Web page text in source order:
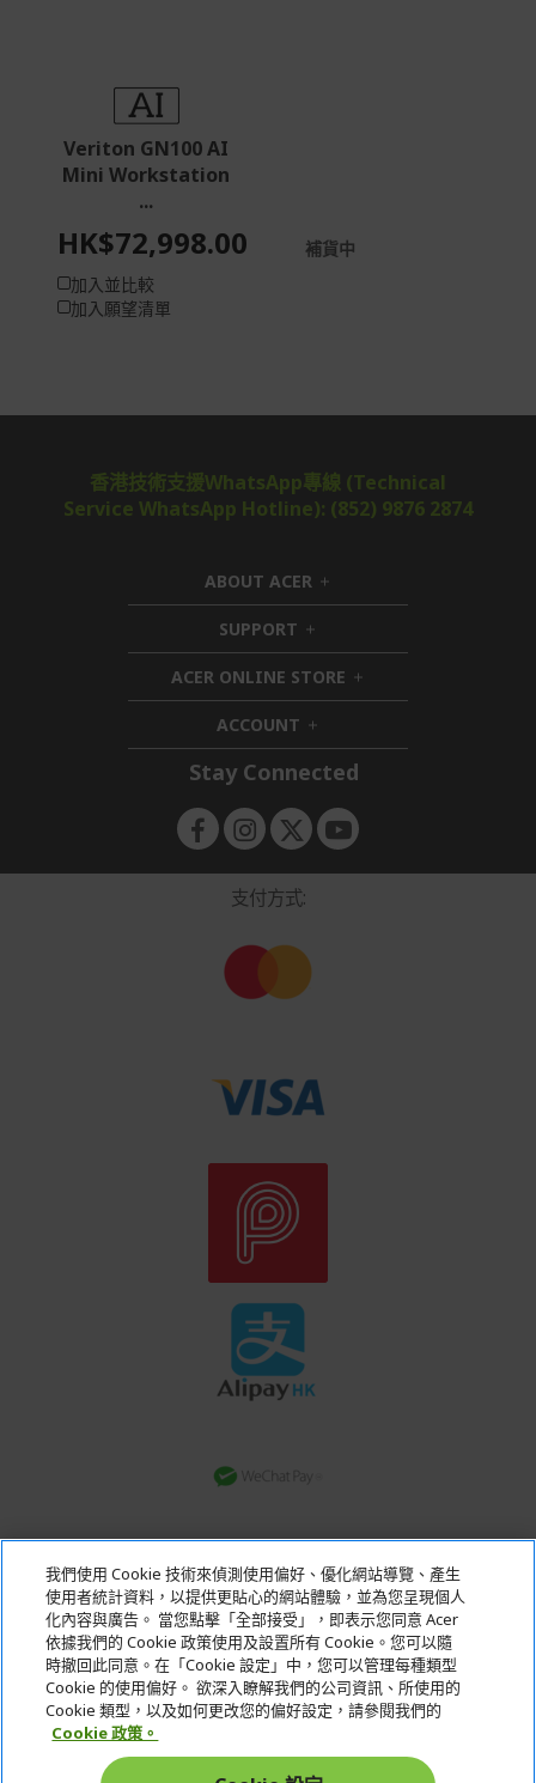
Veriton GN100 AI
Mini Workstation
...
HK$72,998.00
補貨中
加入並比較
加入願望清單
香港技術支援WhatsApp專線 (Technical
Service WhatsApp Hotline): (852) 9876 2874
ABOUT ACER h
i
d
e
n
SUPPORT h
i
d
d
n
ACER ONLINE STORE h
i
d
e
ACCOUNT h
i
d
e
n
Stay Connected
支付方式:
銀行轉賬
Acer. All Rights Reserved.
我們使用 Cookie 技術來偵測使用偏好、優化網站導覽、產生
使用者統計資料，以提供更貼心的網站體驗，並為您呈現個人
化內容與廣告。 當您點擊「全部接受」，即表示您同意 Acer
依據我們的 Cookie 政策使用及設置所有 Cookie。您可以隨
時撤回此同意。在「Cookie 設定」中，您可以管理每種類型
Cookie 的使用偏好。 欲深入瞭解我們的公司資訊、所使用的
Cookie 類型，以及如何更改您的偏好設定，請參閱我們的
Cookie 政策。